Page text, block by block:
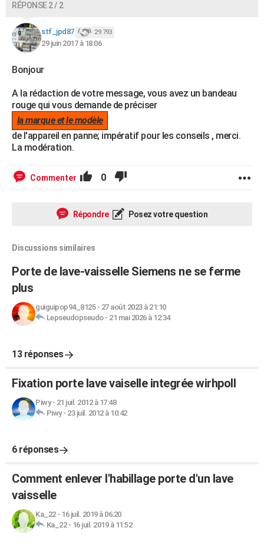
RÉPONSE 2 / 2
stf_jpd87 29 793
29 juin 2017 à 18:06
Bonjour
A la rédaction de votre message, vous avez un bandeau
rouge qui vous demande de préciser
la marque et le modèle
de l'appareil en panne; impératif pour les conseils , merci.
La modération.
Commenter 0
Répondre Posez votre question
Discussions similaires
Porte de lave-vaisselle Siemens ne se ferme
plus
guiguipop94_8125- 27 août 2023 à 21:10
Lepseudopseudo- 21 mai 2026 à 12:34
13 réponses
Fixation porte lave vaiselle integrée wirhpoll
Piwy- 21 juil. 2012 à 17:48
Piwy- 23 juil. 2012 à 10:42
6 réponses
Comment enlever l'habillage porte d'un lave
vaisselle
Ka_22- 16 juil. 2019 à 06:20
Ka_22- 16 juil. 2019 à 11:52